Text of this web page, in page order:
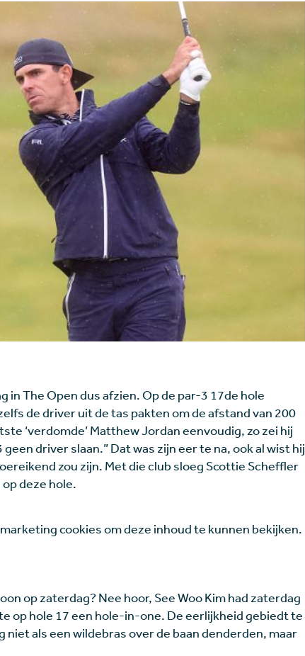
The Open dus afzien. Op de par-3 17de hole
de driver uit de tas pakten om de afstand van 200
‘verdomde’ Matthew Jordan eenvoudig, zo zei hij
driver slaan.” Dat was zijn eer te na, ook al wist hij
zou zijn. Met die club sloeg Scottie Scheffler
deze hole.
cookies om deze inhoud te kunnen bekijken.
op zaterdag? Nee hoor, See Woo Kim had zaterdag
op hole 17 een hole-in-one. De eerlijkheid gebiedt te
niet als een wildebras over de baan denderden, maar